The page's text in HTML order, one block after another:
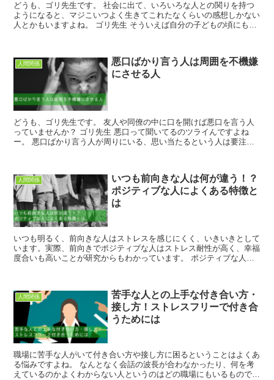
どうも、ゴリ先生です。 社会に出て、いろいろな人との関りを持つ
ようになると、マジこいつよく生きてこれたなくらいの感想しかない
人とかもいますよね。 ゴリ先生 そういえば自分の子どもの頃にも、
人間関係
悪口ばかり言う人は周囲を不機嫌
にさせる人
どうも、ゴリ先生です。 友人や同僚の中に口を開けば悪口を言う人
っていませんか？ ゴリ先生 悪口って聞いてるのツライんですよね
ー。 悪口ばかり言う人が周りにいる、思い当たるという人は要注
人間関係
いつも前向きな人は何が違う！？
ポジティブな人によくある特徴と
は
いつも明るく、前向きな人はストレスを感じにくく、いきいきとして
います。実際、前向きでポジティブな人はストレス耐性が高く、幸福
度合いも高いことが研究からもわかっています。 ポジティブな人は
人間関係
苦手な人との上手な付き合い方・
接し方！ストレスフリーで付き合
うためには
職場に苦手な人がいて付き合い方や接し方に困るということはよくあ
る悩みですよね。 なんとなく会話の波長が合わなかったり、何を考
えているのかよくわからない人というのはどの職場にもいるもので